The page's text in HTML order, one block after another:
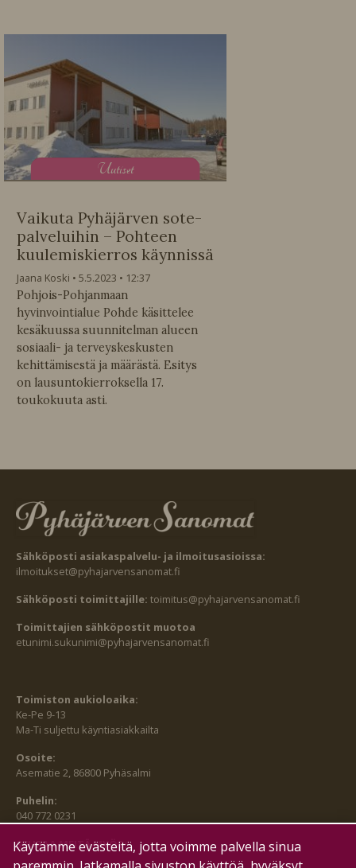
Uutiset
Vaikuta Pyhäjärven sote-
palveluihin – Pohteen
kuulemiskierros käynnissä
Jaana Koski 5.5.2023
12:37
Pohjois-Pohjanmaan
hyvinvointialue Pohde käsittelee
kesäkuussa suunnitelman alueen
sosiaali- ja terveyskeskusten
kehittämisestä ja määrästä. Esitys
on lausuntokierroksella 17.
toukokuuta asti.
Sähköposti asiakaspalvelu- ja ilmoitusasioissa:
ilmoitukset@pyhajarvensanomat.fi
Sähköposti toimittajille: toimitus@pyhajarvensanomat.fi
Toimittajien sähköpostit muotoa
etunimi.sukunimi@pyhajarvensanomat.fi
Toimiston aukioloaika:
Ke-Pe 9-13
Ma-Ti suljettu käyntiasiakkailta
Osoite:
Asematie 2, 86800 Pyhäsalmi
Puhelin:
040 772 0231
SEURAA MEITÄ MYÖS:
Käytämme evästeitä, jotta voimme palvella sinua